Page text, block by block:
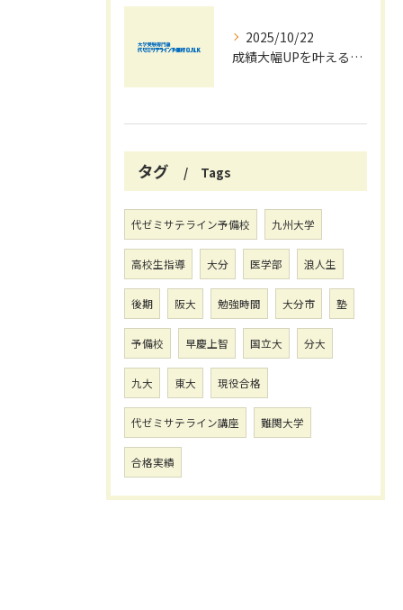
2025/10/22
成績大幅UPを叶える秋の効率学習法
タグ Tags
代ゼミサテライン予備校 九州大学
高校生指導 大分 医学部 浪人生
後期 阪大 勉強時間 大分市 塾
予備校 早慶上智 国立大 分大
九大 東大 現役合格
代ゼミサテライン講座 難関大学
合格実績